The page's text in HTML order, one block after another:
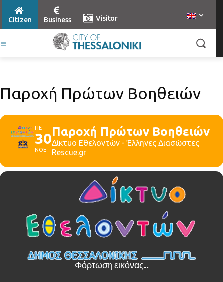
Citizen Business Visitor
Παροχή Πρώτων Βοηθειών
ΠΕ
30
ΝΟΕ
Παροχή Πρώτων Βοηθειών
Δίκτυο Εθελοντών - Έλληνες Διασώστες
Rescue.gr